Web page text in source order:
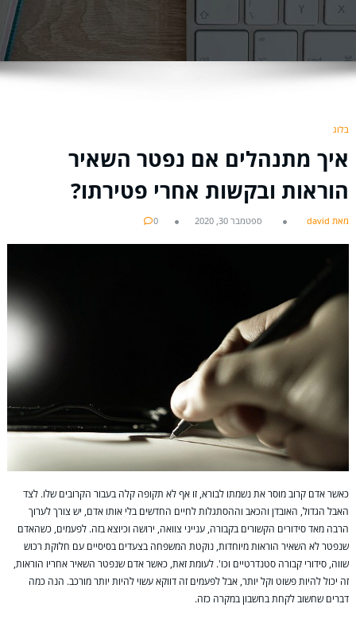
בלוג
איך מתנהלים אם נפטר השאיר
הוראות ובקשות אחרי פטירתו?
מאת david ספטמבר 30, 2020 0
כאשר אדם קרוב מוסר את נשמתו לבורא, זו אף לא תקופה קלה בעבור הקרובים שלו. לצד
האבל הגדול, האובדן והכאב וההסתגלות לחיים החדשים בלי אותו אדם, יש צורך לערוך
הרבה מאד סידורים הקשורים בקבורה, ענייני צוואה, ירושה וכיוצא בזה. לפעמים, כשהאדם
שנפטר לא השאיר הוראות מיוחדות, נוקטת המשפחה בצעדים בסיסיים עם חלוקת רכוש
שווה, סידורי קבורה סטנדרטיים וכו'. לעומת זאת, כאשר אדם שנפטר השאיר אחריו הוראות,
זה יכול להיות פשוט וקל יותר, אבל לפעמים זה דווקא עשוי להיות יותר מורכב. הנה כמה
דברים שחשוב לקחת בחשבון במקרה כזה.